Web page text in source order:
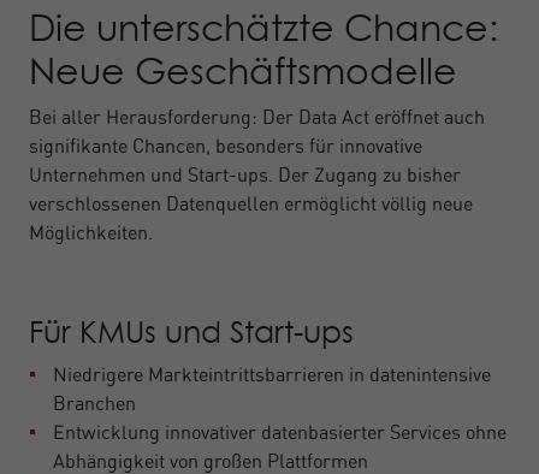
Die unterschätzte Chance:
Neue Geschäftsmodelle
Bei aller Herausforderung: Der Data Act eröffnet auch
signifikante Chancen, besonders für innovative
Unternehmen und Start-ups. Der Zugang zu bisher
verschlossenen Datenquellen ermöglicht völlig neue
Möglichkeiten.
Für KMUs und Start-ups
Niedrigere Markteintrittsbarrieren in datenintensive
Branchen
Entwicklung innovativer datenbasierter Services ohne
Abhängigkeit von großen Plattformen